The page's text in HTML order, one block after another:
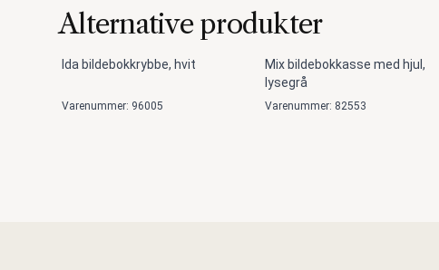
Alternative produkter
Ida bildebokkrybbe, hvit
Varenummer: 96005
Mix bildebokkasse med hjul,
lysegrå
Varenummer: 82553